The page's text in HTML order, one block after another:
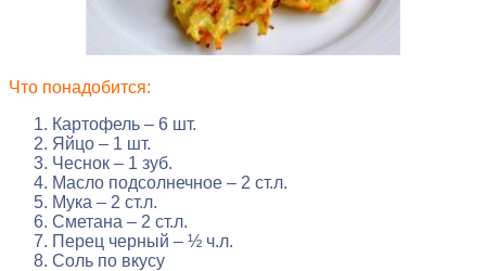
Что понадобится:
Картофель – 6 шт.
Яйцо – 1 шт.
Чеснок – 1 зуб.
Масло подсолнечное – 2 ст.л.
Мука – 2 ст.л.
Сметана – 2 ст.л.
Перец черный – ½ ч.л.
Соль по вкусу